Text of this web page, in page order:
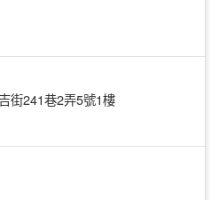
街241巷2弄5號1樓